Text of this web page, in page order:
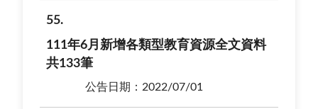
55
111年6月新增各類型教育資源全文資料
共133筆
公告日期：2022/07/01